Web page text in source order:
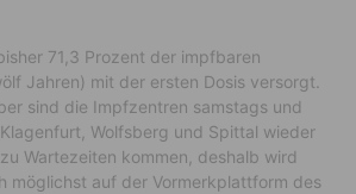
71,3 Prozent der impfbaren
Jahren) mit der ersten Dosis versorgt.
sind die Impfzentren samstags und
Wolfsberg und Spittal wieder
Wartezeiten kommen, deshalb wird
möglichst auf der Vormerkplattform des